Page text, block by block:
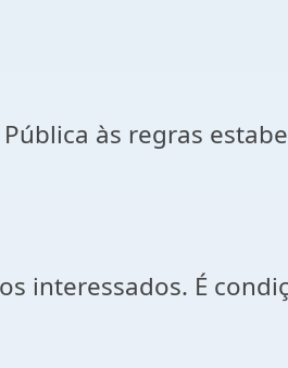
às regras
interessados. É